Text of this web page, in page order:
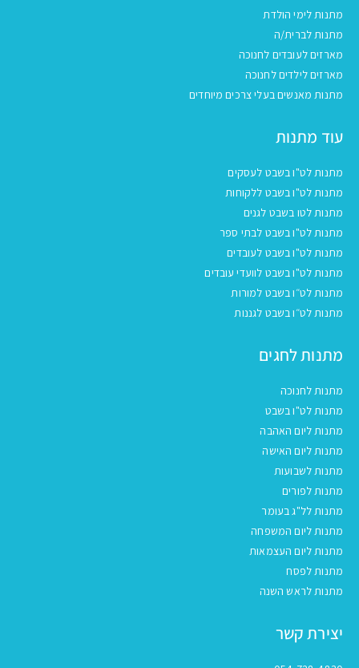
מתנות לימי הולדת
מתנות לברית/ה
מארזים לעובדים לחנוכה
מארזים לילדים לחנוכה
מתנות מאנשים בעלי צרכים מיוחדים
עוד מתנות
מתנות לט"ו בשבט לעסקים
מתנות לט"ו בשבט ללקוחות
מתנות לטו בשבט לגנים
מתנות לט"ו בשבט לבתי ספר
מתנות לט"ו בשבט לעובדים
מתנות לט"ו בשבט לוועדי עובדים
מתנות לט״ו בשבט למורות
מתנות לט״ו בשבט לגננות
מתנות לחגים
מתנות לחנוכה
מתנות לט"ו בשבט
מתנות ליום האהבה
מתנות ליום האישה
מתנות לשבועות
מתנות לפורים
מתנות לל"ג בעומר
מתנות ליום המשפחה
מתנות ליום העצמאות
מתנות לפסח
מתנות לראש השנה
יצירת קשר